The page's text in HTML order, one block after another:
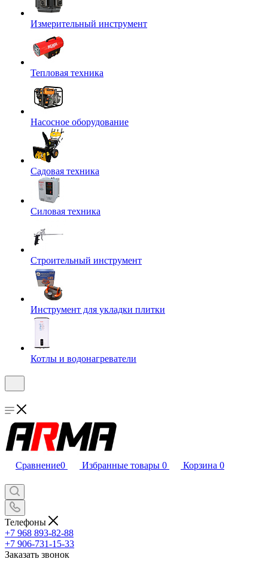
Измерительный инструмент
Тепловая техника
Насосное оборудование
Садовая техника
Силовая техника
Строительный инструмент
Инструмент для укладки плитки
Котлы и водонагреватели
Сравнение0 Избранные товары 0 Корзина 0
Телефоны
+7 968 893-82-88
+7 906-731-15-33
Заказать звонок